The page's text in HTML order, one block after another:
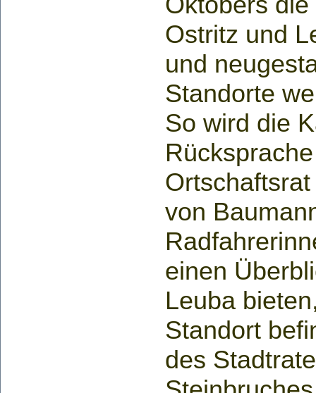
Ostritz und
und
Standorte
So wird die
von
einen
Leuba
Standort
des